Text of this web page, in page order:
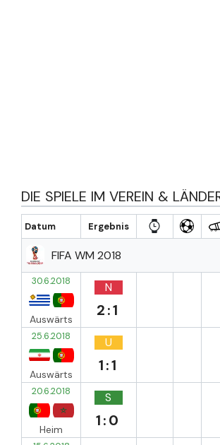
DIE SPIELE IM VEREIN &
Datum Ergebnis
FIFA WM 2018
30.6.2018
Auswärts
N
2:1
25.6.2018
Auswärts
U
1:1
20.6.2018
Heim
S
1:0